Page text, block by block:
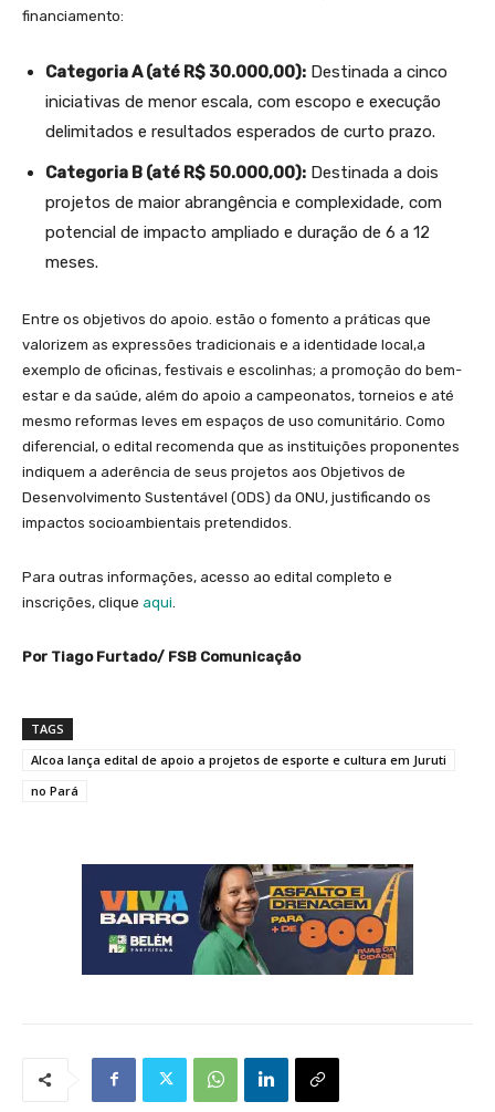
financiamento:
Categoria A (até R$ 30.000,00): Destinada a cinco
iniciativas de menor escala, com escopo e execução
delimitados e resultados esperados de curto prazo.
Categoria B (até R$ 50.000,00): Destinada a dois
projetos de maior abrangência e complexidade, com
potencial de impacto ampliado e duração de 6 a 12
meses.
Entre os objetivos do apoio. estão o fomento a práticas que
valorizem as expressões tradicionais e a identidade local,a
exemplo de oficinas, festivais e escolinhas; a promoção do bem-
estar e da saúde, além do apoio a campeonatos, torneios e até
mesmo reformas leves em espaços de uso comunitário. Como
diferencial, o edital recomenda que as instituições proponentes
indiquem a aderência de seus projetos aos Objetivos de
Desenvolvimento Sustentável (ODS) da ONU, justificando os
impactos socioambientais pretendidos.
Para outras informações, acesso ao edital completo e
inscrições, clique aqui
Por Tiago Furtado/ FSB Comunicação
TAGS
Alcoa lança edital de apoio a projetos de esporte e cultura em Juruti
no Pará